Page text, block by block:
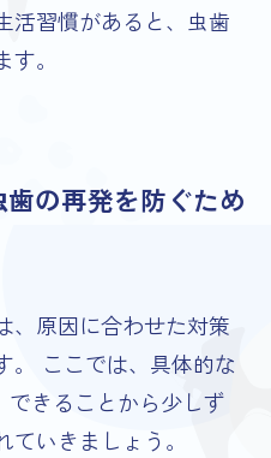
活習慣があると、虫歯
。
の再発を防ぐため
、原因に合わせた対策
。 ここでは、具体的な
きることから少しず
いきましょう。